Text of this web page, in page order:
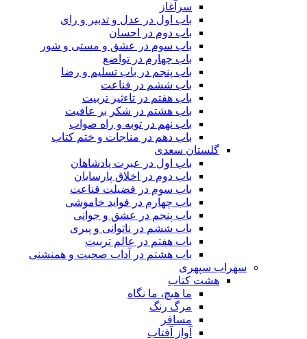
سرآغاز
باب اول در عدل و تدبیر و رای
باب دوم در احسان
باب سوم در عشق و مستی و شور
باب چهارم در تواضع
باب پنجم در باب تسلیم و رضا
باب ششم در قناعت
باب هفتم در تاءثیر تربیت
باب هشتم در شکر بر عافیت
باب نهم در توبه و راه صواب
باب دهم در مناجات و ختم کتاب
گلستان سعدی
باب اول در عبرت پادشاهان
باب دوم در اخلاق پارسایان
باب سوم در فضیلت قناعت
باب چهارم در فواید خاموشى
باب پنجم در عشق و جوانى
باب ششم در ناتوانى و پیرى
باب هفتم در عالم تربیت
باب هشتم در آداب صحبت و همنشنى
سهراب سپهری
هشت کتاب
ما هیچ، ما نگاه
مرگ رنگ
مسافر
آواز آفتاب